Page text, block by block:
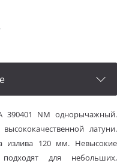
390401 NM однорычажный.
латуни.
излива 120 мм. Невысокие
для небольших,